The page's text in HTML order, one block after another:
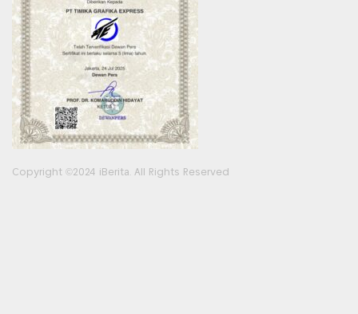
Copyright ©2024 iBerita. All Rights Reserved